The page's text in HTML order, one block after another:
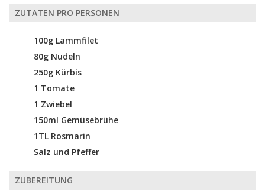
ZUTATEN PRO PERSONEN
100g Lammfilet
80g Nudeln
250g Kürbis
1 Tomate
1 Zwiebel
150ml Gemüsebrühe
1TL Rosmarin
Salz und Pfeffer
ZUBEREITUNG